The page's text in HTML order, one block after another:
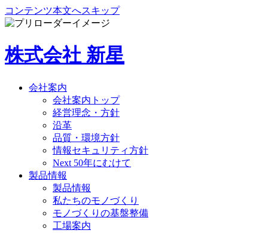
コンテンツ本文へスキップ
株式会社 新星
会社案内
会社案内トップ
経営理念・方針
沿革
品質・環境方針
情報セキュリティ方針
Next 50年にむけて
製品情報
製品情報
私たちのモノづくり
モノづくりの基盤整備
工場案内